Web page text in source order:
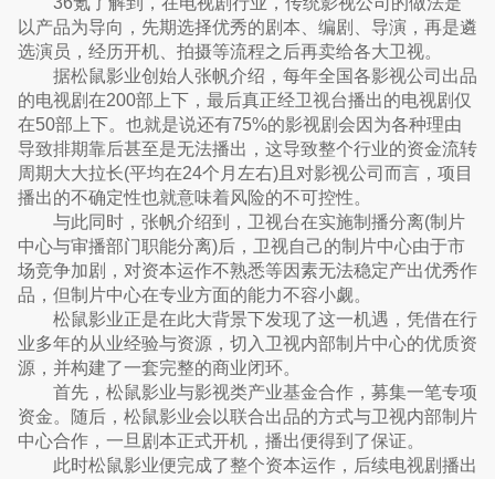
以产品为导向，先期选择优秀的剧本、编剧、导演，再是遴
选演员，经历开机、拍摄等流程之后再卖给各大卫视。
据松鼠影业创始人张帆介绍，每年全国各影视公司出品
的电视剧在200部上下，最后真正经卫视台播出的电视剧仅
在50部上下。也就是说还有75%的影视剧会因为各种理由
导致排期靠后甚至是无法播出，这导致整个行业的资金流转
周期大大拉长(平均在24个月左右)且对影视公司而言，项目
播出的不确定性也就意味着风险的不可控性。
与此同时，张帆介绍到，卫视台在实施制播分离(制片
中心与审播部门职能分离)后，卫视自己的制片中心由于市
场竞争加剧，对资本运作不熟悉等因素无法稳定产出优秀作
品，但制片中心在专业方面的能力不容小觑。
松鼠影业正是在此大背景下发现了这一机遇，凭借在行
业多年的从业经验与资源，切入卫视内部制片中心的优质资
源，并构建了一套完整的商业闭环。
首先，松鼠影业与影视类产业基金合作，募集一笔专项
资金。随后，松鼠影业会以联合出品的方式与卫视内部制片
中心合作，一旦剧本正式开机，播出便得到了保证。
此时松鼠影业便完成了整个资本运作，后续电视剧播出